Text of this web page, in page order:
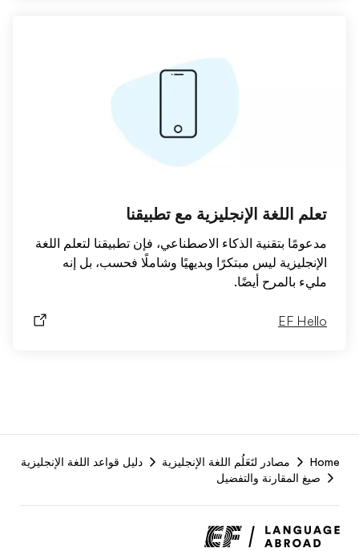
تعلم اللغة الإنجليزية مع تطبيقنا
مدعومًا بتقنية الذكاء الاصطناعي، فإن تطبيقنا لتعلم اللغة
الإنجليزية ليس مبتكرًا وبديهيًا وشاملًا فحسب، بل إنه
مليء بالمرح أيضًا.
EF Hello
Home مصادر لتَعَلُم اللغة الإنجليزية
دليل قواعد اللغة الإنجليزية
صيغ المقارنة والتفضيل